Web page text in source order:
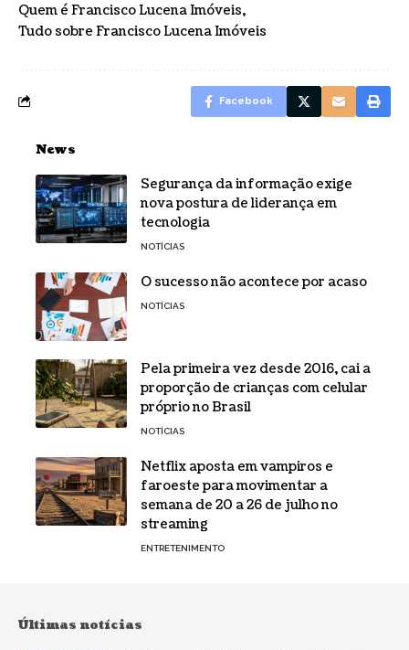
Quem é Francisco Lucena Imóveis
Tudo sobre Francisco Lucena Imóveis
Facebook
News
Segurança da informação exige
nova postura de liderança em
tecnologia
NOTÍCIAS
O sucesso não acontece por acaso
NOTÍCIAS
Pela primeira vez desde 2016, cai a
proporção de crianças com celular
próprio no Brasil
NOTÍCIAS
Netflix aposta em vampiros e
faroeste para movimentar a
semana de 20 a 26 de julho no
streaming
ENTRETENIMENTO
Últimas notícias